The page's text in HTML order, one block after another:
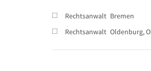
Rechtsanwalt Bremen
Rechtsanwalt Oldenburg,